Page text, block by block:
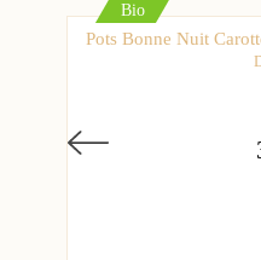
Bio
Pots Bonne Nuit